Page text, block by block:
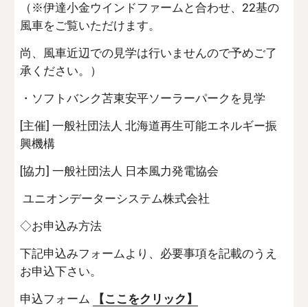
（※伊達小金ウインドファームと合わせ、22基の
風車をご覧いただけます。
尚、風車近辺での見学は行いませんので予めご了
承ください。）
・ソフトバンク苫東安平ソーラーパークを見学
[主催] 一般社団法人 北海道再生可能エネルギー振
興機構
[協力] 一般社団法人 日本風力発電協会
ユニオンデーターシステム株式会社
◇お申込み方法
下記申込みフォームより、必要事項を記載のうえ
お申込下さい。
申込フォーム
【ここをクリック】